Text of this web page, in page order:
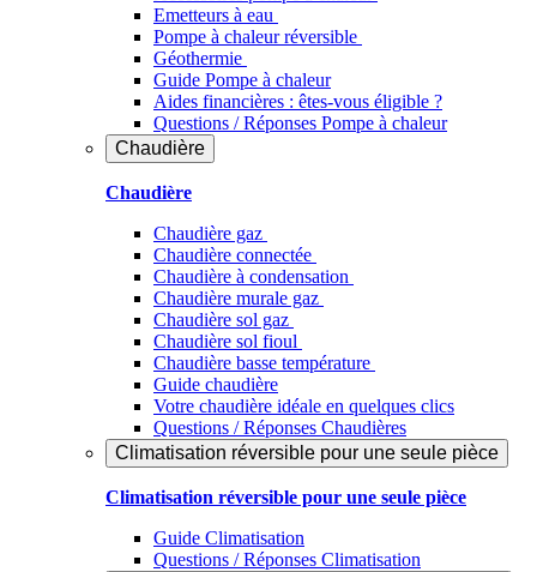
Emetteurs à eau
Pompe à chaleur réversible
Géothermie
Guide Pompe à chaleur
Aides financières : êtes-vous éligible ?
Questions / Réponses Pompe à chaleur
Chaudière
Chaudière
Chaudière gaz
Chaudière connectée
Chaudière à condensation
Chaudière murale gaz
Chaudière sol gaz
Chaudière sol fioul
Chaudière basse température
Guide chaudière
Votre chaudière idéale en quelques clics
Questions / Réponses Chaudières
Climatisation réversible pour une seule pièce
Climatisation réversible pour une seule pièce
Guide Climatisation
Questions / Réponses Climatisation